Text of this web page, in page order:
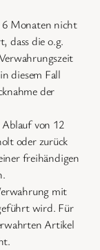
Monaten nicht
dass die o.g.
diesem Fall
der
von 12
oder zurück
freihändigen
mit
wird. Für
Artikel